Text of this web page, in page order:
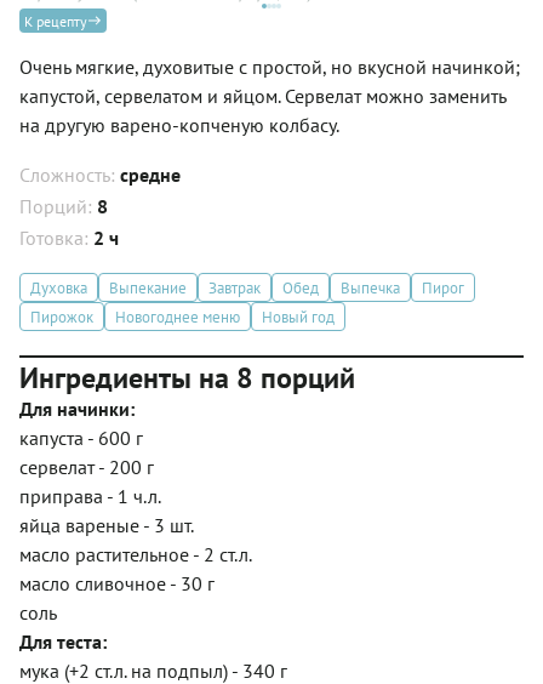
К рецепту
Очень мягкие, духовитые с простой, но вкусной начинкой;
капустой, сервелатом и яйцом. Сервелат можно заменить
на другую варено-копченую колбасу.
Сложность: средне
Порций: 8
Готовка: 2 ч
Духовка Выпекание Завтрак Обед Выпечка
Пирог
Пирожок
Новогоднее меню Новый год
Ингредиенты на 8 порций
Для начинки:
капуста - 600 г
сервелат - 200 г
приправа - 1 ч.л.
яйца вареные - 3 шт.
масло растительное - 2 ст.л.
масло сливочное - 30 г
соль
Для теста:
мука (+2 ст.л. на подпыл) - 340 г